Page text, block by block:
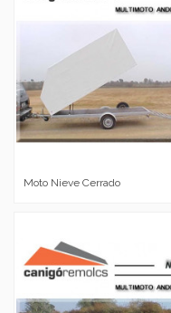
Moto Nieve Cerrado